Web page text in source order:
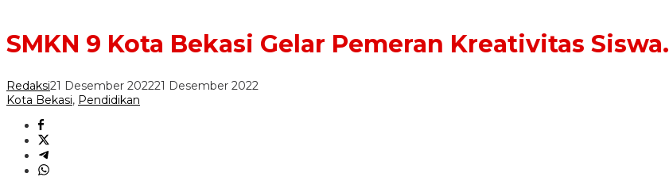
SMKN 9 Kota Bekasi Gelar Pemeran Kreativitas Siswa.
Redaksi21 Desember 202221 Desember 2022
Kota Bekasi, Pendidikan